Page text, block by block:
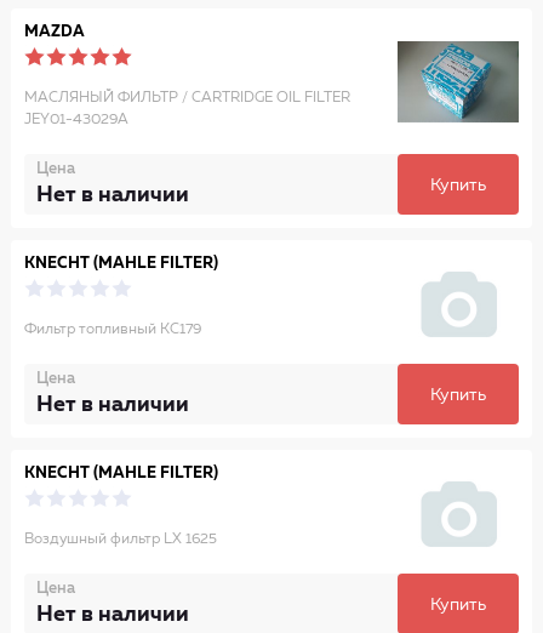
MAZDA
МАСЛЯНЫЙ ФИЛЬТР / CARTRIDGE OIL FILTER
JEY01-43029A
Цена
Нет в наличии Купить
KNECHT (MAHLE FILTER)
Фильтр топливный KC179
Цена
Нет в наличии Купить
KNECHT (MAHLE FILTER)
Воздушный фильтр LX 1625
Цена
Нет в наличии Купить